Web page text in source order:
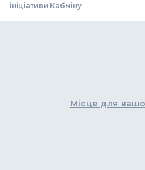
ініціативи Кабміну
Місце для